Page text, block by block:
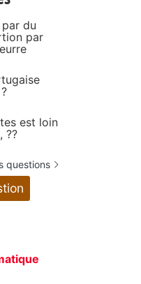
du
par
est loin
??
questions